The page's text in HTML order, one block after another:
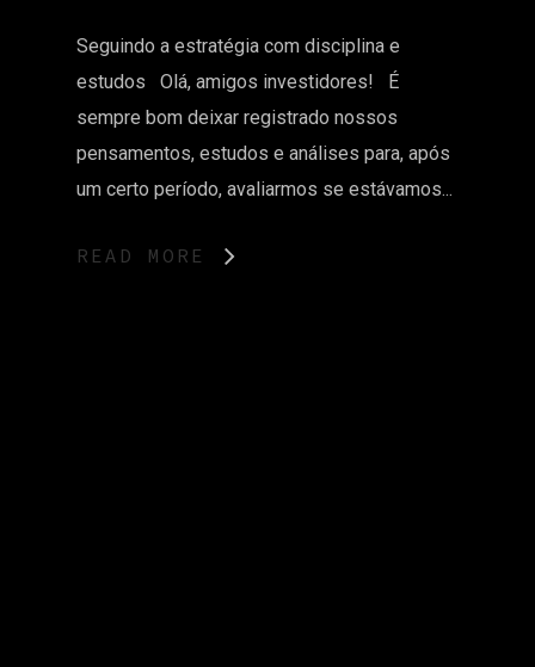
Seguindo a estratégia com disciplina e
estudos Olá, amigos investidores! É
sempre bom deixar registrado nossos
pensamentos, estudos e análises para, após
um certo período, avaliarmos se estávamos...
READ MORE